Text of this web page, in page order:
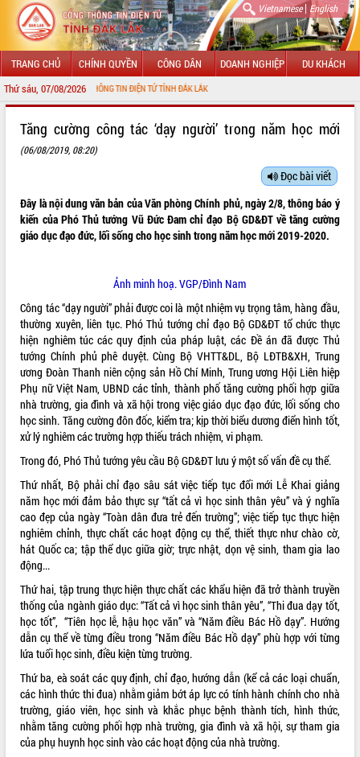
Vietnamese| English
TRANG CHỦ CHÍNH QUYỀN CÔNG DÂN DOANH NGHIỆP DU KHÁCH
Thứ sáu, 07/08/2026
CỔNG THÔNG TIN ĐIỆN TỬ TỈNH ĐẮK LẮK
LÃNH ĐẠO UBND TỈNH
SỞ, BAN, NGÀNH
THÔNG TIN CHỈ ĐẠO ĐIỀU HÀNH
HỆ THỐNG VĂN BẢN
VĂN BẢN HĐND TỈNH
ĐIỂM TIN VĂN BẢN
QUY HOẠCH - KẾ HOẠCH
VIDEO
Tăng cường công tác ‘dạy người’ trong năm học mới
(06/08/2019, 08:20)
Đọc bài viết
Đây là nội dung văn bản của Văn phòng Chính phủ, ngày 2/8, thông báo ý
kiến của Phó Thủ tướng Vũ Đức Đam chỉ đạo Bộ GD&ĐT về tăng cường
giáo dục đạo đức, lối sống cho học sinh trong năm học mới 2019-2020.
Ảnh minh hoạ. VGP/Đình Nam
Công tác “dạy người” phải được coi là một nhiệm vụ trọng tâm, hàng đầu,
thường xuyên, liên tục. Phó Thủ tướng chỉ đạo Bộ GD&ĐT tổ chức thực
hiện nghiêm túc các quy định của pháp luật, các Đề án đã được Thủ
tướng Chính phủ phê duyệt. Cùng Bộ VHTT&DL, Bộ LĐTB&XH, Trung
ương Đoàn Thanh niên cộng sản Hồ Chí Minh, Trung ương Hội Liên hiệp
Phụ nữ Việt Nam, UBND các tỉnh, thành phố tăng cường phối hợp giữa
nhà trường, gia đình và xã hội trong việc giáo dục đạo đức, lối sống cho
học sinh. Tăng cường đôn đốc, kiểm tra; kịp thời biểu dương điển hình tốt,
xử lý nghiêm các trường hợp thiếu trách nhiệm, vi phạm.
Trong đó, Phó Thủ tướng yêu cầu Bộ GD&ĐT lưu ý một số vấn đề cụ thể.
Thứ nhất, Bộ phải chỉ đạo sâu sát việc tiếp tục đổi mới Lễ Khai giảng
năm học mới đảm bảo thực sự “tất cả vì học sinh thân yêu” và ý nghĩa
cao đẹp của ngày “Toàn dân đưa trẻ đến trường”; việc tiếp tục thực hiện
nghiêm chỉnh, thực chất các hoạt động cụ thể, thiết thực như chào cờ,
hát Quốc ca; tập thể dục giữa giờ; trực nhật, dọn vệ sinh, tham gia lao
động...
Thứ hai, tập trung thực hiện thực chất các khẩu hiện đã trở thành truyền
thống của ngành giáo dục: “Tất cả vì học sinh thân yêu”, “Thi đua dạy tốt,
học tốt”, “Tiên học lễ, hậu học văn” và “Năm điều Bác Hồ dạy”. Hướng
dẫn cụ thể về từng điều trong “Năm điều Bác Hồ dạy” phù hợp với từng
lứa tuổi học sinh, điều kiện từng trường.
Thứ ba, eà soát các quy định, chỉ đạo, hướng dẫn (kể cả các loại chuẩn,
các hình thức thi đua) nhằm giảm bớt áp lực có tính hành chính cho nhà
trường, giáo viên, học sinh và khắc phục bệnh thành tích, hình thức,
nhằm tăng cường phối hợp nhà trường, gia đình và xã hội, sự tham gia
của phụ huynh học sinh vào các hoạt động của nhà trường.